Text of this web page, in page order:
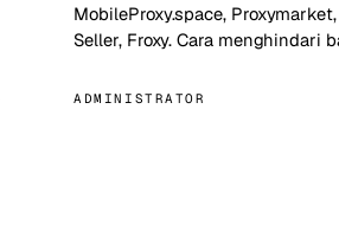
MobileProxy.space,
Seller, Froxy. Cara menghindari
ADMINISTRATOR